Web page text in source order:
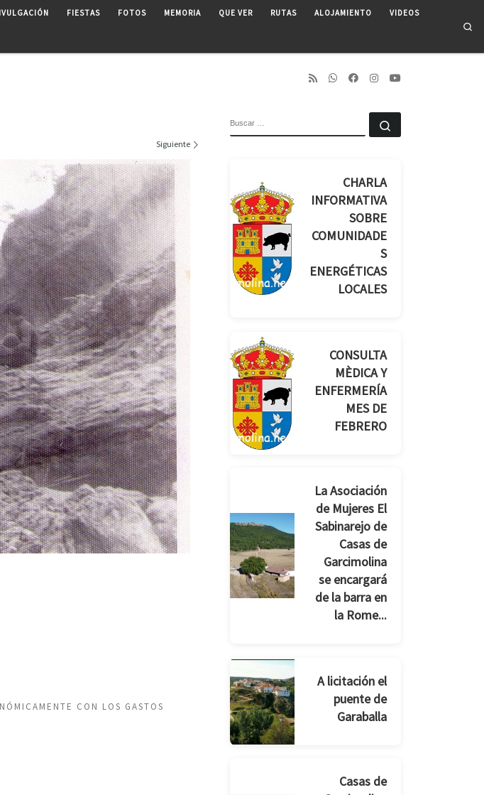
FIESTAS FOTOS MEMORIA QUE VER RUTAS ALOJAMIENTO VIDEOS
Siguiente
CON LOS GASTOS
CHARLA
INFORMATIVA
SOBRE
COMUNIDADE
S
ENERGÉTICAS
LOCALES
CONSULTA
MÈDICA Y
ENFERMERÍA
MES DE
FEBRERO
La Asociación
de Mujeres El
Sabinarejo de
Casas de
Garcimolina
se encargará
de la barra en
la Rome...
A licitación el
puente de
Garaballa
Casas de